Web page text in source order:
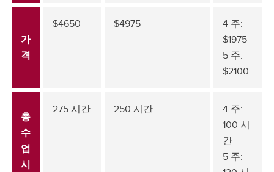
가
격
$4650 $4975
4 주:
$1975
5 주:
$2100
총
수
업
시
275 시간 250 시간
4 주:
100 시
간
5 주: